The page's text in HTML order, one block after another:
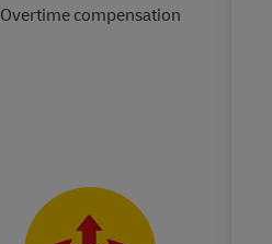
Overtime compensation